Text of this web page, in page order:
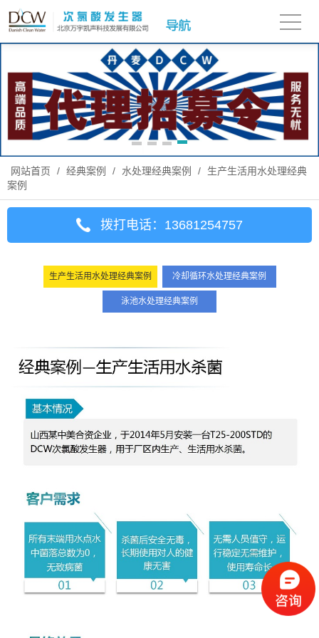
网站首页 / 经典案例 / 水处理经典案例 /
生产生活用水处理经典
案例
拨打电话：13681254757
生产生活用水处理经典案例 冷却循环水处理经典案例
泳池水处理经典案例